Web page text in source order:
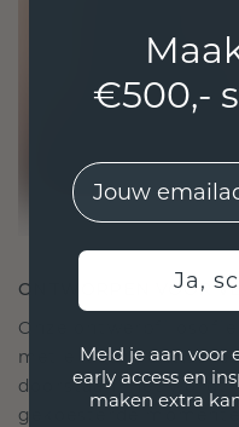
ONTWORPEN VOOR
Onze
met elk stuk
doorstaan. Het wordt
gekoesterde
€500,-
EMail
Ja,
Meld je aan voor
early access en
maken extra